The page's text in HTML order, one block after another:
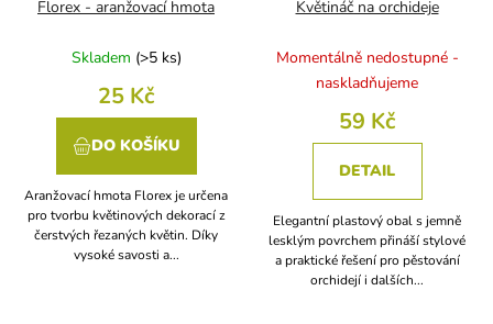
Florex - aranžovací hmota
Skladem (>5 ks)
25 Kč
DO KOŠÍKU
Aranžovací hmota Florex je určena
pro tvorbu květinových dekorací z
čerstvých řezaných květin. Díky
vysoké savosti a...
Květináč na orchideje
Momentálně nedostupné -
naskladňujeme
59 Kč
DETAIL
Elegantní plastový obal s jemně
lesklým povrchem přináší stylové
a praktické řešení pro pěstování
orchidejí i dalších...